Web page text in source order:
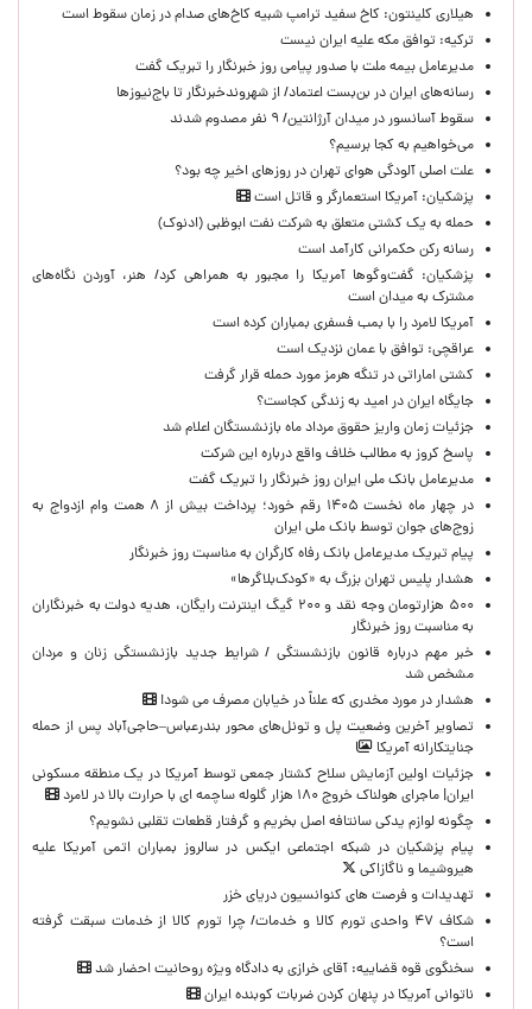
هیلاری کلینتون: کاخ سفید ترامپ شبیه کاخ‌های صدام در زمان سقوط است
ترکیه: توافق مکه علیه ایران نیست
مدیرعامل بیمه ملت با صدور پیامی روز خبرنگار را تبریک گفت
رسانه‌های ایران در بن‌بست اعتماد/ از شهروندخبرنگار تا باج‌نیوزها
سقوط آسانسور در میدان آرژانتین/ ۹ نفر مصدوم شدند
می‌خواهیم به کجا برسیم؟
علت اصلی آلودگی هوای تهران در روزهای اخیر چه بود؟
پزشکیان: آمریکا استعمارگر و قاتل است
حمله به یک کشتی متعلق به شرکت نفت ابوظبی (ادنوک)
رسانه رکن حکمرانی کارآمد است
پزشکیان: گفت‌وگوها آمریکا را مجبور به همراهی کرد/ هنر، آوردن نگاه‌های
مشترک به میدان است
آمریکا لامرد را با بمب فسفری بمباران کرده است
عراقچی: توافق با عمان نزدیک است
کشتی اماراتی در تنگه هرمز مورد حمله قرار گرفت
جایگاه ایران در امید به زندگی کجاست؟
جزئیات زمان واریز حقوق مرداد ماه بازنشستگان اعلام شد
پاسخ کروز به مطالب خلاف واقع درباره این شرکت
مدیرعامل بانک ملی ایران روز خبرنگار را تبریک گفت
در چهار ماه نخست ۱۴۰۵ رقم خورد؛ پرداخت بیش از ۸ همت وام ازدواج به
زوج‌های جوان توسط بانک ملی ایران
پیام تبریک مدیرعامل بانک رفاه کارگران به مناسبت روز خبرنگار
هشدار پلیس تهران بزرگ به «کودک‌بلاگرها»
۵۰۰ هزارتومان وجه نقد و ۲۰۰ گیگ اینترنت رایگان، هدیه دولت به خبرنگاران
به مناسبت روز خبرنگار
خبر مهم درباره قانون بازنشستگی / شرایط جدید بازنشستگی زنان و مردان
مشخص شد
هشدار در مورد مخدری که علناً در خیابان مصرف می شود!
تصاویر آخرین وضعیت پل و تونل‌های محور بندرعباس–حاجی‌آباد پس از حمله
جنایتکارانه آمریکا
جزئیات اولین آزمایش سلاح کشتار جمعی توسط آمریکا در یک منطقه مسکونی
ایران| ماجرای هولناک خروج ۱۸۰ هزار گلوله ساچمه ای با حرارت بالا در لامرد
چگونه لوازم یدکی سانتافه اصل بخریم و گرفتار قطعات تقلبی نشویم؟
پیام پزشکیان در شبکه اجتماعی ایکس در سالروز بمباران اتمی آمریکا علیه
هیروشیما و ناگازاکی
تهدیدات و فرصت های کنوانسیون دریای خزر
شکاف ۴۷ واحدی تورم کالا و خدمات/ چرا تورم کالا از خدمات سبقت گرفته
است؟
سخنگوی قوه قضاییه: آقای خرازی به دادگاه ویژه روحانیت احضار شد
ناتوانی آمریکا در پنهان کردن ضربات کوبنده ایران